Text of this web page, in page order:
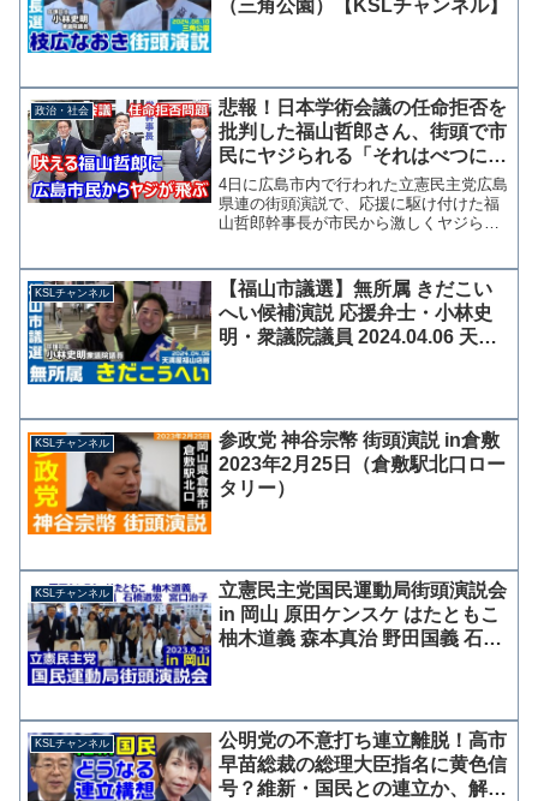
（三角公園）【KSLチャンネル】
政治・社会
悲報！日本学術会議の任命拒否を
批判した福山哲郎さん、街頭で市
民にヤジられる「それはべつにい
いだろう（怒）」
4日に広島市内で行われた立憲民主党広島
県連の街頭演説で、応援に駆け付けた福
山哲郎幹事長が市民から激しくヤジられ
が日本学術会議の任命拒否問題を取り上
げ、地元広島のカープ...
KSLチャンネル
【福山市議選】無所属 きだこい
へい候補演説 応援弁士・小林史
明・衆議院議員 2024.04.06 天満
KSLチャンネル
参政党 神谷宗幣 街頭演説 in倉敷
2023年2月25日（倉敷駅北口ロー
タリー）
KSLチャンネル
立憲民主党国民運動局街頭演説会
in 岡山 原田ケンスケ はたともこ
柚木道義 森本真治 野田国義 石橋
KSLチャンネル
公明党の不意打ち連立離脱！高市
早苗総裁の総理大臣指名に黄色信
号？維新・国民との連立か、解散